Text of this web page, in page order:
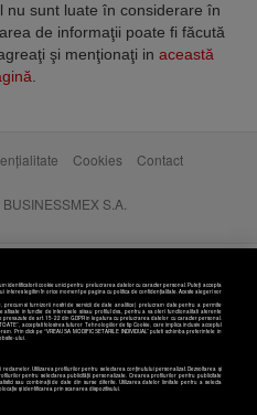
nu sunt luate în considerare în
de informaţii poate fi făcută
şi menţionaţi in această
Cookies Contact
S.A.
identificatorii cookie unici pentru prelucrarea datelor cu caracter personal. Puteți accepta
interes legitim în orice moment pe pagina cu politica de confidențialitate. Aceste alegeri vor
si furnizorii nostri de servicii de date analitice) prelucram date pentru a permite
in functie de interesele si/sau profilul dvs., pentru a va oferi functionalitati aferente
de art. 15-22 din GDPR in legatura cu prelucrarea datelor cu caracter personal.
TOATE”, acceptati folosirea tuturor Tehnologiilor de tip Cookie, care implica inclusiv acceptul
Prin click pe “VREAU SA MODIFIC SETARILE INDIVIDUAL” puteti schimba preferintele in
ului.
Utilizarea profilurilor pentru selectarea conținutului personalizat. Dezvoltarea și
pentru selectarea publicității personalizate. Crearea profilurilor pentru publicitate
sau combinații de date din surse diferite. Utilizarea datelor limitate pentru a selecta
și identificarea prin scanarea dispozitivului.